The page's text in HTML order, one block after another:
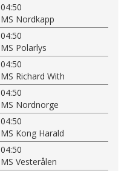
04:50
MS Nordkapp
04:50
MS Polarlys
04:50
MS Richard With
04:50
MS Nordnorge
04:50
MS Kong Harald
04:50
MS Vesterålen